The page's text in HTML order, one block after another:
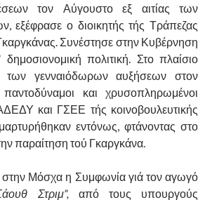
τον Αύγουστο εξ αιτίας των
εξέφρασε ο διοικητής τής Τράπεζας
Συνέστησε στην Κυβέρνηση
δημοσιονομική πολιτική. Στο πλαίσιο
των γενναιόδωρων αυξήσεων στον
και χρυσοπληρωμένοι
και ΓΣΕΕ τής κοινοβουλευτικής
εντόνως, φτάνοντας στο
παραίτηση τού Γκαργκάνα.
στην Μόσχα η Συμφωνία γιά τον αγωγό
Στριμ”, από τους υπουργούς